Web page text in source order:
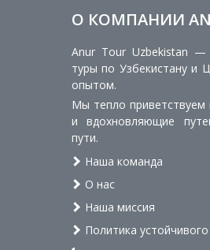
О КОМПАНИИ
Anur Tour Uzbekistan —
туры по Узбекистану и
опытом.
Мы тепло приветствуем
и вдохновляющие
пути.
Наша команда
О нас
Наша миссия
Политика